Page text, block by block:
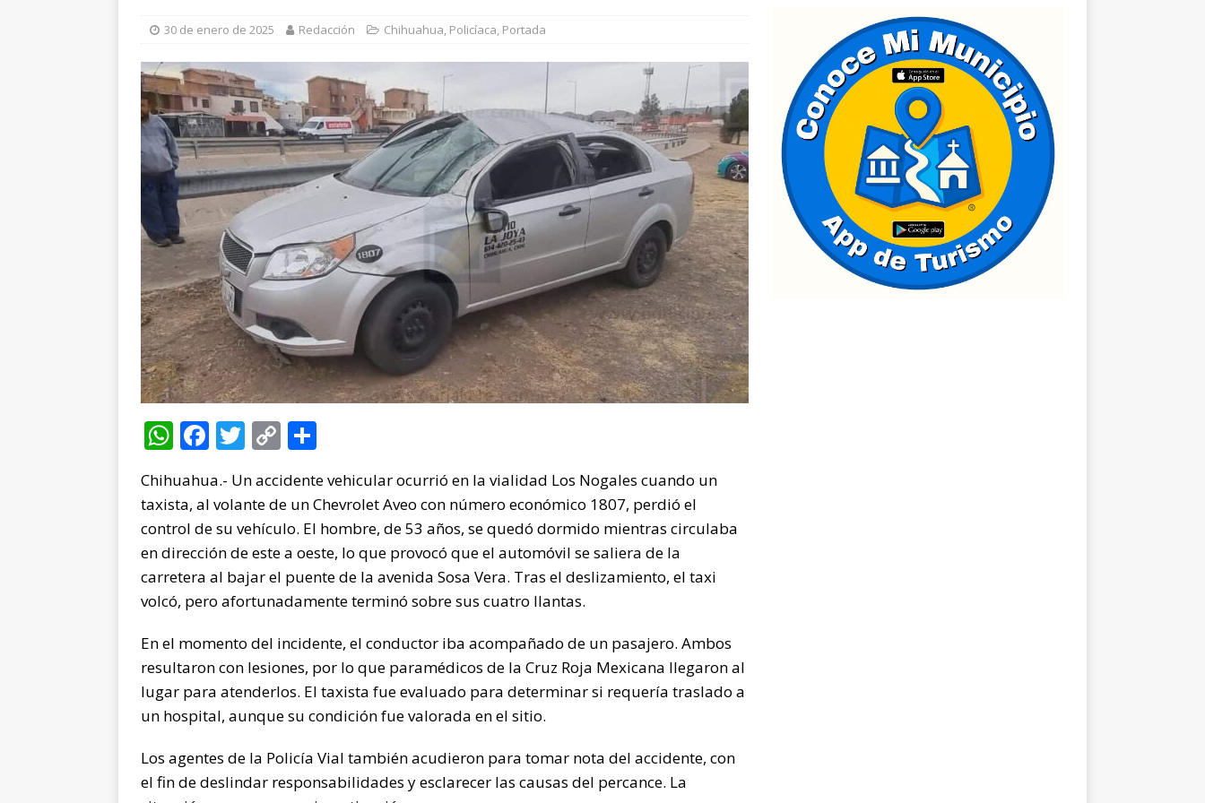
[ 5 de agosto de 2026 ]
Continúan jornadas de Jóvenes Unen al Barrio
ESTATAL
[ 5 de agosto de 2026 ] Inauguran quinta edición de Conectando Generaciones
ESTATAL
[ 6 de agosto de 2026 ] Encuentran cuerpo encobijado, maniatado y con huellas de
violencia en Granjas Sacramento
ESTATAL
30 de enero de 2025 Redacción Chihuahua, Policíaca, Portada
W
at
s
A
p
p
F
c
e
b
o
o
k
T
it
te
r
C
p
y
Li
n
k
m
p
ar
ti
r
Chihuahua.- Un accidente vehicular ocurrió en la vialidad Los Nogales cuando un
taxista, al volante de un Chevrolet Aveo con número económico 1807, perdió el
control de su vehículo. El hombre, de 53 años, se quedó dormido mientras circulaba
en dirección de este a oeste, lo que provocó que el automóvil se saliera de la
carretera al bajar el puente de la avenida Sosa Vera. Tras el deslizamiento, el taxi
volcó, pero afortunadamente terminó sobre sus cuatro llantas.
En el momento del incidente, el conductor iba acompañado de un pasajero. Ambos
resultaron con lesiones, por lo que paramédicos de la Cruz Roja Mexicana llegaron al
lugar para atenderlos. El taxista fue evaluado para determinar si requería traslado a
un hospital, aunque su condición fue valorada en el sitio.
Los agentes de la Policía Vial también acudieron para tomar nota del accidente, con
el fin de deslindar responsabilidades y esclarecer las causas del percance. La